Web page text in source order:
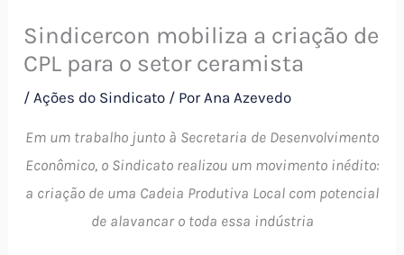
Sindicercon mobiliza a criação de
CPL para o setor ceramista
/Ações do Sindicato / PorAna Azevedo
Em um trabalho junto à Secretaria de Desenvolvimento
Econômico, o Sindicato realizou um movimento inédito:
a criação de uma Cadeia Produtiva Local com potencial
de alavancar o toda essa indústria